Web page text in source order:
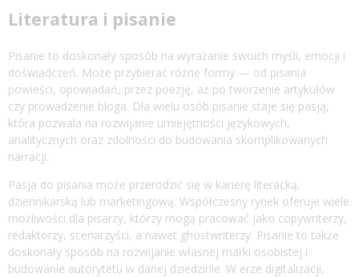
Literatura i pisanie
Pisanie to doskonały sposób na wyrażanie swoich myśli, emocji i
doświadczeń. Może przybierać różne formy — od pisania
powieści, opowiadań, przez poezję, aż po tworzenie artykułów
czy prowadzenie bloga. Dla wielu osób pisanie staje się pasją,
która pozwala na rozwijanie umiejętności językowych,
analitycznych oraz zdolności do budowania skomplikowanych
narracji.
Pasja do pisania może przerodzić się w karierę literacką,
dziennikarską lub marketingową. Współczesny rynek oferuje wiele
możliwości dla pisarzy, którzy mogą pracować jako copywriterzy,
redaktorzy, scenarzyści, a nawet ghostwriterzy. Pisanie to także
doskonały sposób na rozwijanie własnej marki osobistej i
budowanie autorytetu w danej dziedzinie. W erze digitalizacji,